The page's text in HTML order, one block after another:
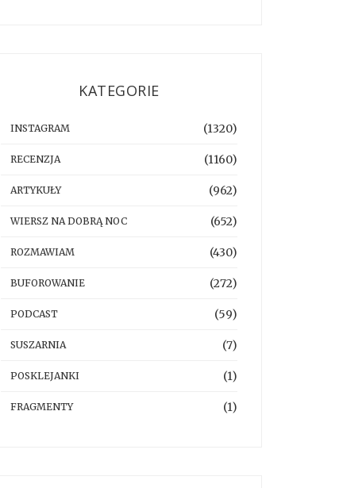
KATEGORIE
INSTAGRAM (1320)
RECENZJA (1160)
ARTYKUŁY (962)
WIERSZ NA DOBRĄ NOC (652)
ROZMAWIAM (430)
BUFOROWANIE (272)
PODCAST (59)
SUSZARNIA (7)
POSKLEJANKI (1)
FRAGMENTY (1)